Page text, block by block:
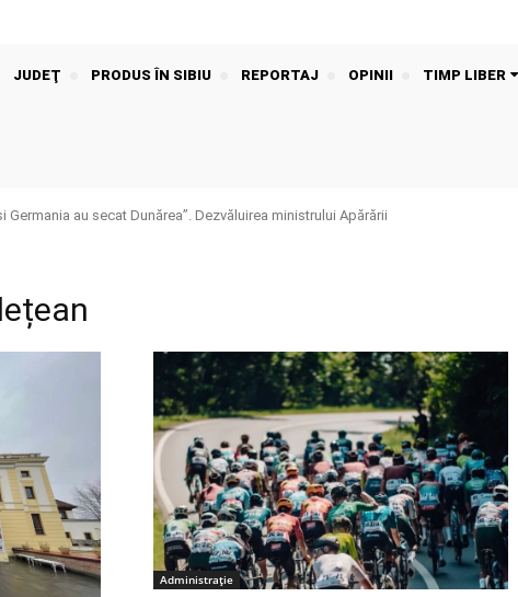
JUDEŢ PRODUS ÎN SIBIU REPORTAJ OPINII TIMP LIBER
Germania au secat Dunărea”. Dezvăluirea ministrului Apărării
Administrație